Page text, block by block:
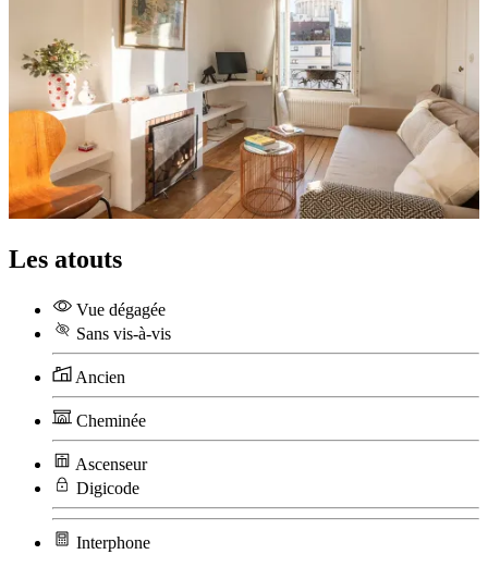
Les atouts
Vue dégagée
Sans vis-à-vis
Ancien
Cheminée
Ascenseur
Digicode
Interphone